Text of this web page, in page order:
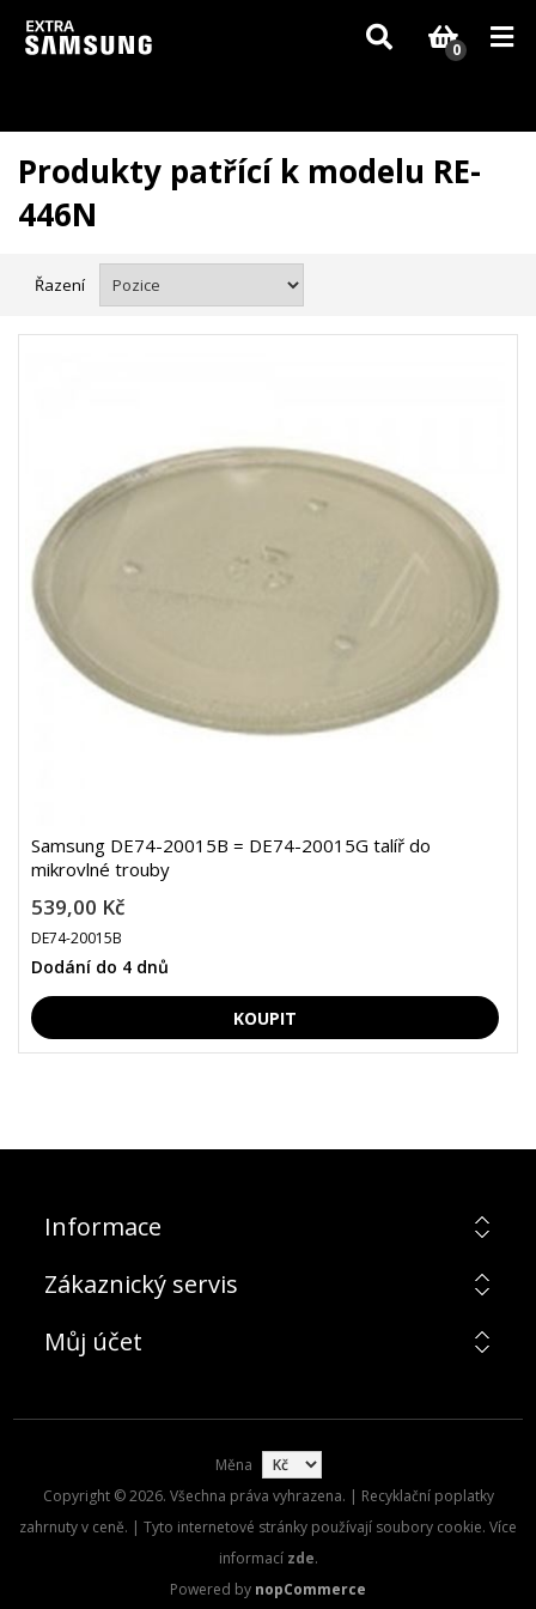
Vzhledem k aktuální situaci se může dodání dílů, které nejsou skladem,
zpozdit. Děkujeme za pochopení.
0
Produkty patřící k modelu RE-
446N
Řazení
Samsung DE74-20015B = DE74-20015G talíř do
mikrovlné trouby
539,00 Kč
DE74-20015B
Dodání do 4 dnů
Informace
Zákaznický servis
Můj účet
Měna
Copyright © 2026. Všechna práva vyhrazena. | Recyklační poplatky
zahrnuty v ceně. | Tyto internetové stránky používají soubory cookie. Více
informací zde.
Powered by nopCommerce